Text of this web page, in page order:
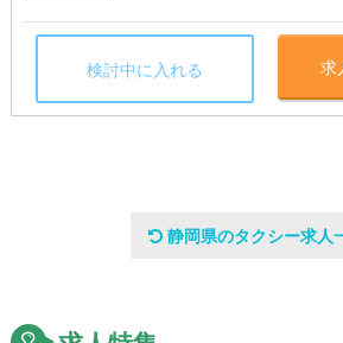
検討中に入れる 求
静岡県のタクシー求人